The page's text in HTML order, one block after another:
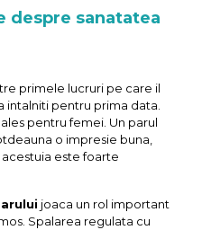
despre sanatatea
primele lucruri pe care il
intalniti pentru prima data.
pentru femei. Un parul
o impresie buna,
este foarte
joaca un rol important
Spalarea regulata cu